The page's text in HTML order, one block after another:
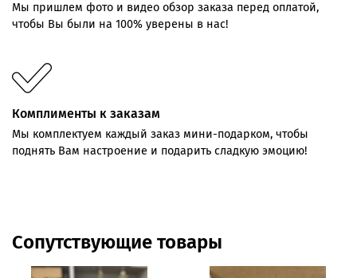
Мы пришлем фото и видео обзор заказа перед оплатой,
чтобы Вы были на 100% уверены в нас!
Комплименты к заказам
Мы комплектуем каждый заказ мини-подарком, чтобы
поднять Вам настроение и подарить сладкую эмоцию!
Сопутствующие товары